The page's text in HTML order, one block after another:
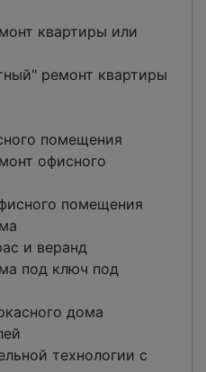
квартиры или
ремонт квартиры
помещения
офисного
помещения
и веранд
под ключ под
дома
технологии с